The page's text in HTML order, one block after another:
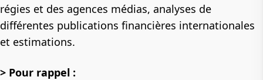
régies et des agences médias, analyses de
différentes publications financières internationales
et estimations.
> Pour rappel :